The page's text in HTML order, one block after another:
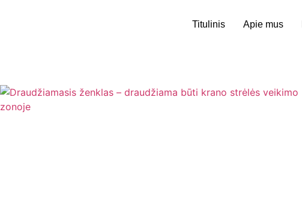
Titulinis Apie mus